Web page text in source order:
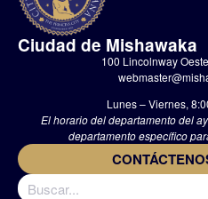
Ciudad de Mishawaka
100 Lincolnway
Lunes – Viernes,
El horario del departamento del
departamento específico